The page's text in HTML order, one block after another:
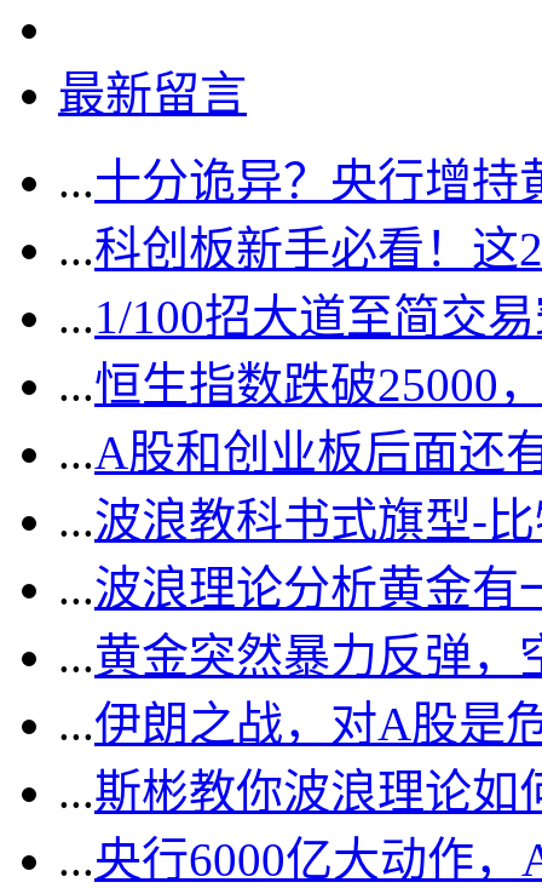
最新留言
...十分诡异？央行增持
...科创板新手必看！这
...1/100招大道至简交
...恒生指数跌破25000
...A股和创业板后面还
...波浪教科书式旗型-
...波浪理论分析黄金有
...黄金突然暴力反弹，
...伊朗之战，对A股是
...斯彬教你波浪理论如
...央行6000亿大动作